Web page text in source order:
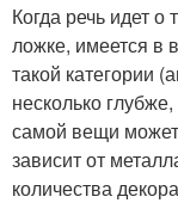
Когда речь идет
ложке, имеется в
такой категории
несколько
самой вещи может
зависит от
количества